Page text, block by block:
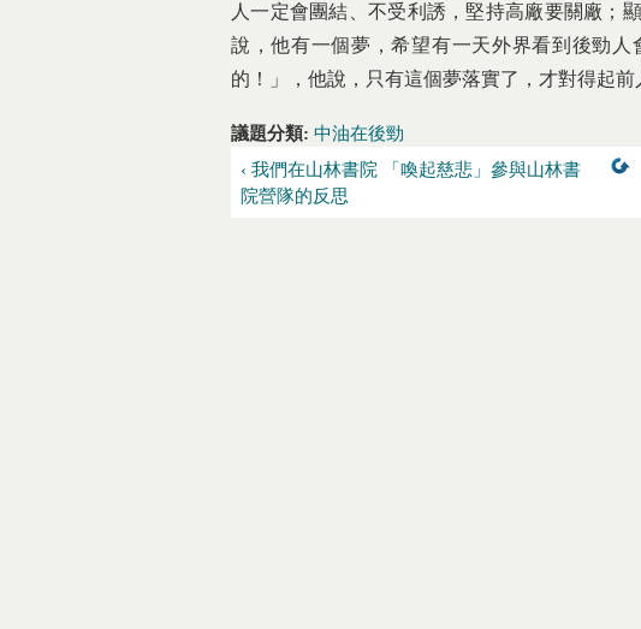
人一定會團結、不受利誘，堅持高廠要關廠；
說，他有一個夢，希望有一天外界看到後勁
的！」，他說，只有這個夢落實了，才對得起
議題分類: 中油在後勁
‹ 我們在山林書院 「喚起慈悲」參與山林書
院營隊的反思